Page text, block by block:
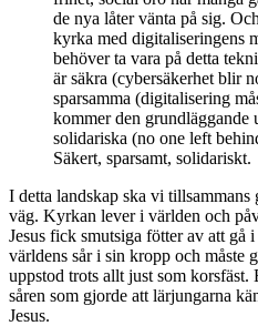
de nya låter vänta på sig.
kyrka med digitaliseringens
behöver ta vara på detta
är säkra (cybersäkerhet blir
sparsamma (digitalisering
kommer den
solidariska (no one left
Säkert, sparsamt, solidariskt.
I detta landskap ska vi tillsammans
väg. Kyrkan lever i världen och
Jesus fick smutsiga fötter av att gå
världens sår i sin kropp och måste
uppstod trots allt just som korsfäst.
såren som gjorde att lärjungarna
Jesus.